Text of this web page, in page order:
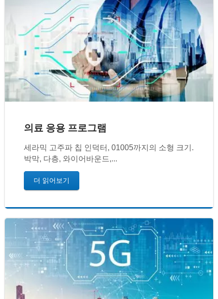
의료 응용 프로그램
세라믹 고주파 칩 인덕터, 01005까지의 소형 크기.
박막, 다층, 와이어바운드,...
더 읽어보기